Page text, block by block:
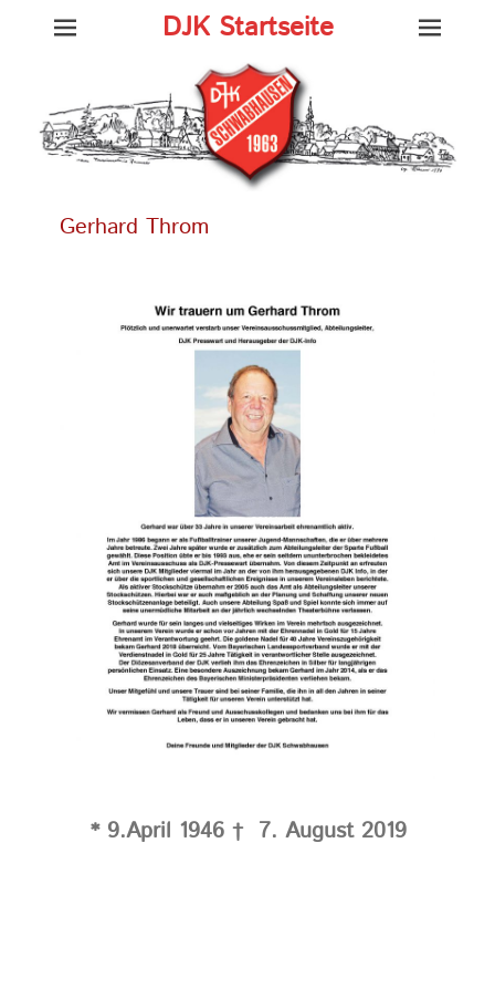
DJK Startseite
Gerhard Throm
* 9.April 1946 † 7. August 2019